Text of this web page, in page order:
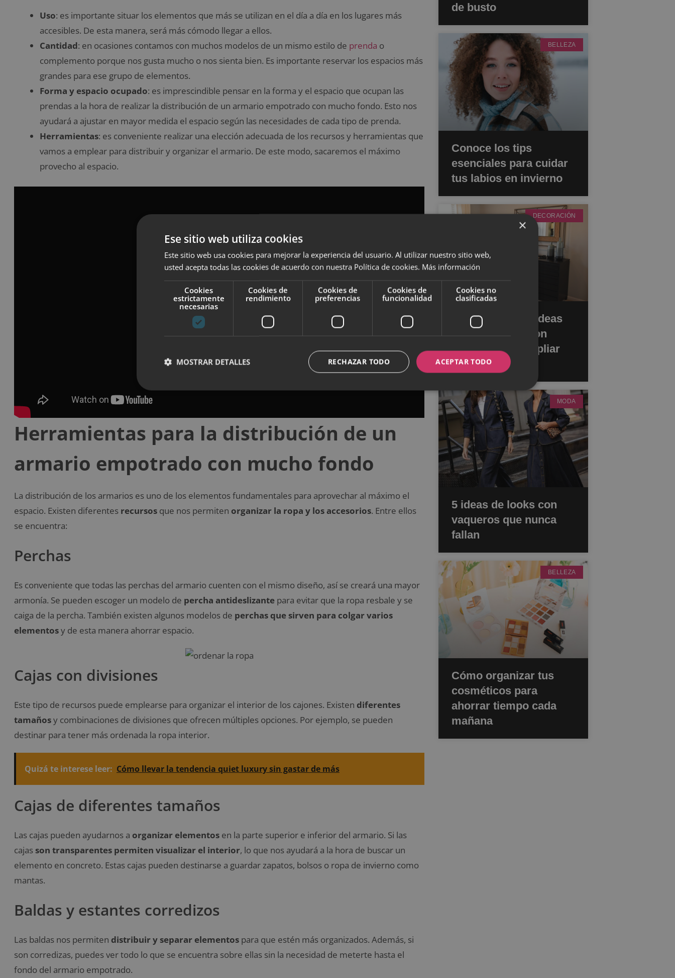
Uso: es importante situar los elementos que más se utilizan en el día a día en los lugares más
accesibles. De esta manera, será más cómodo llegar a ellos.
Cantidad: en ocasiones contamos con muchos modelos de un mismo estilo de prenda o
complemento porque nos gusta mucho o nos sienta bien. Es importante reservar los espacios más
grandes para ese grupo de elementos.
Forma y espacio ocupado: es imprescindible pensar en la forma y el espacio que ocupan las
prendas a la hora de realizar la distribución de un armario empotrado con mucho fondo. Esto nos
ayudará a ajustar en mayor medida el espacio según las necesidades de cada tipo de prenda.
Herramientas: es conveniente realizar una elección adecuada de los recursos y herramientas que
vamos a emplear para distribuir y organizar el armario. De este modo, sacaremos el máximo
provecho al espacio.
Herramientas para la distribución de un
armario empotrado con mucho fondo
La distribución de los armarios es uno de los elementos fundamentales para aprovechar al máximo el
espacio. Existen diferentes recursos que nos permiten organizar la ropa y los accesorios. Entre ellos
se encuentra:
Perchas
Es conveniente que todas las perchas del armario cuenten con el mismo diseño, así se creará una mayor
armonía. Se pueden escoger un modelo de percha antideslizante para evitar que la ropa resbale y se
caiga de la percha. También existen algunos modelos de perchas que sirven para colgar varios
elementosy de esta manera ahorrar espacio.
Cajas con divisiones
Este tipo de recursos puede emplearse para organizar el interior de los cajones. Existen diferentes
tamañosy combinaciones de divisiones que ofrecen múltiples opciones. Por ejemplo, se pueden
destinar para tener más ordenada la ropa interior.
Quizá te interese leer: Cómo llevar la tendencia quiet luxury sin gastar de más
Cajas de diferentes tamaños
Las cajas pueden ayudarnos a organizar elementos en la parte superior e inferior del armario. Si las
cajas son transparentes permiten visualizar el interior, lo que nos ayudará a la hora de buscar un
elemento en concreto. Estas cajas pueden destinarse a guardar zapatos, bolsos o ropa de invierno como
mantas.
Baldas y estantes corredizos
Las baldas nos permiten distribuir y separar elementos para que estén más organizados. Además, si
son corredizas, puedes ver todo lo que se encuentra sobre ellas sin la necesidad de meterte hasta el
fondo del armario empotrado.
de busto
BELLEZA
Conoce los tips
esenciales para cuidar
tus labios en invierno
DECORACIÓN
Descubre estas ideas
de decoración con
espejos para ampliar
tus espacios
MODA
5 ideas de looks con
vaqueros que nunca
fallan
BELLEZA
Cómo organizar tus
cosméticos para
ahorrar tiempo cada
mañana
×
Ese sitio web utiliza cookies
Este sitio web usa cookies para mejorar la experiencia del usuario. Al utilizar nuestro sitio web,
usted acepta todas las cookies de acuerdo con nuestra Política de cookies. Más información
Cookies
estrictamente
necesarias
Cookies de
rendimiento
Cookies de
preferencias
Cookies de
funcionalidad
Cookies no
clasificadas
ACEPTAR TODO
RECHAZAR TODO
MOSTRAR DETALLES